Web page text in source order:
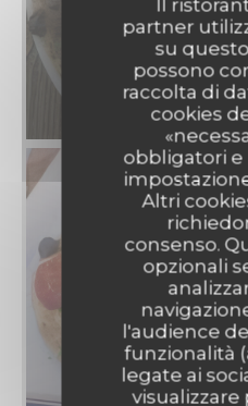
Il
partner
su
possono
raccolta di
cookies
obbligatori
Altri
consenso.
opzionali
l'audience
funzionalità
legate ai